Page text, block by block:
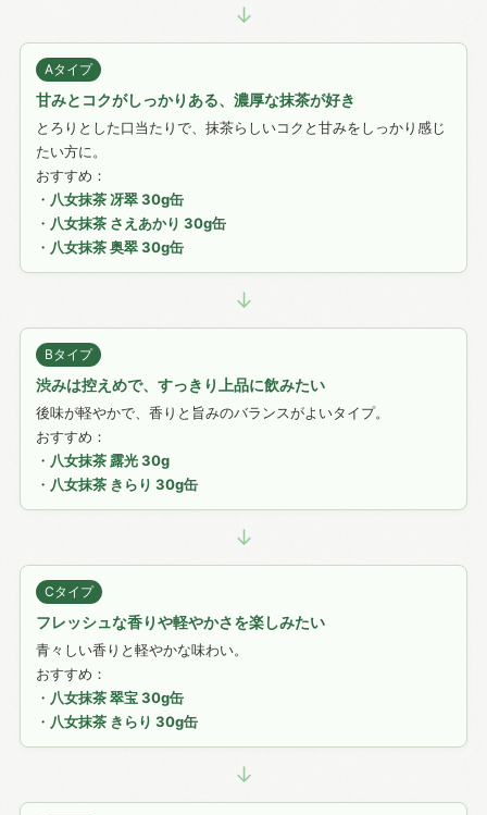
↓
Aタイプ
甘みとコクがしっかりある、濃厚な抹茶が好き
とろりとした口当たりで、抹茶らしいコクと甘みをしっかり感じ
たい方に。
おすすめ：
・ 八女抹茶 冴翠 30g缶
・ 八女抹茶 さえあかり 30g缶
・ 八女抹茶 奥翠 30g缶
↓
Bタイプ
渋みは控えめで、すっきり上品に飲みたい
後味が軽やかで、香りと旨みのバランスがよいタイプ。
おすすめ：
・ 八女抹茶 露光 30g
・ 八女抹茶 きらり 30g缶
↓
Cタイプ
フレッシュな香りや軽やかさを楽しみたい
青々しい香りと軽やかな味わい。
おすすめ：
・ 八女抹茶 翠宝 30g缶
・ 八女抹茶 きらり 30g缶
↓